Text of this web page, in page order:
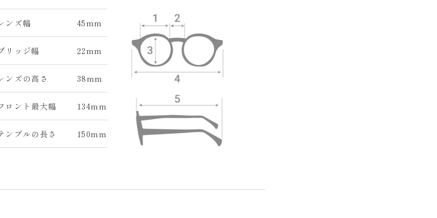
ンズ幅 45mm
リッジ幅 22mm
ンズの高さ 38mm
ロント最大幅 134mm
ンプルの長さ 150mm